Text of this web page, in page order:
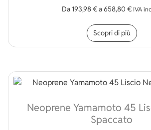
Da 193,98€a658,80 € IVA
Scopri di più
Neoprene Yamamoto 45
Spaccato